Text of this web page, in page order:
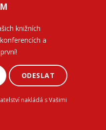
knižních
a
ODESLAT
nakládá s Vašimi